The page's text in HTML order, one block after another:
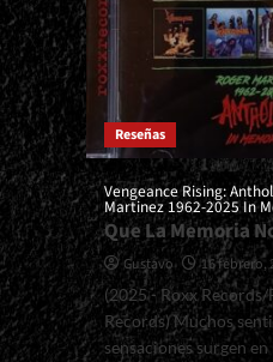
Reseñas
Vengeance Rising:
Martinez 1962-2025 In
Que La Memoria
Gustavo 16 febrero,
(2025 - Roxx
Records) Muchos
sensaciones surgen en